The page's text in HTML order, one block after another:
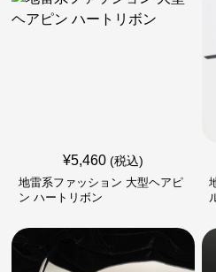
¥5,460 (税込)
地雷系ファッション 大型ヘアピ
ン ハートリボン